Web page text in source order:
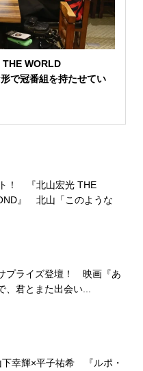
WORLD
で冠番組を持たせてい
！ 『北山宏光 THE
』 北山「このような
プライズ登壇！ 映画『あ
、君とまた出会い...
下幸輝×平子祐希 『ルポ・